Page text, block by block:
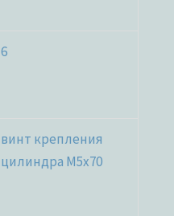
6
винт крепления
цилиндра M5x70